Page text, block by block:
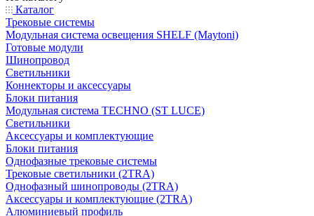
Каталог
Трековые системы
Модульная система освещения SHELF (Maytoni)
Готовые модули
Шинопровод
Светильники
Коннекторы и аксессуары
Блоки питания
Модульная система TECHNO (ST LUCE)
Светильники
Аксессуары и комплектующие
Блоки питания
Однофазные трековые системы
Трековые светильники (2TRA)
Однофазный шинопроводы (2TRA)
Аксессуары и комплектующие (2TRA)
Алюминиевый профиль